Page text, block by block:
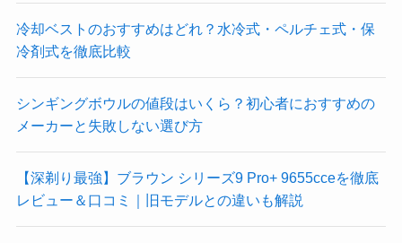
冷却ベストのおすすめはどれ？水冷式・ペルチェ式・保
冷剤式を徹底比較
シンギングボウルの値段はいくら？初心者におすすめの
メーカーと失敗しない選び方
【深剃り最強】ブラウン シリーズ9 Pro+ 9655cceを徹底
レビュー＆口コミ｜旧モデルとの違いも解説